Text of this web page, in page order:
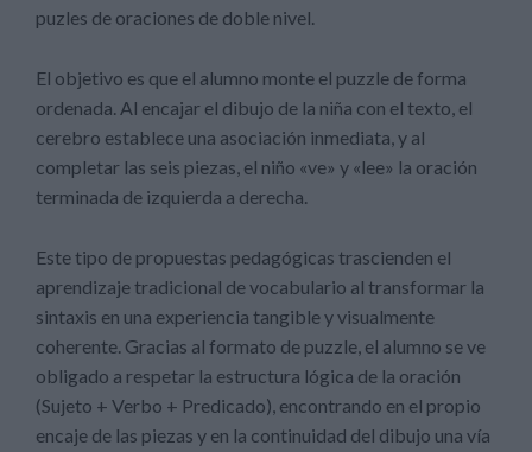
puzles de oraciones de doble nivel.
El objetivo es que el alumno monte el puzzle de forma
ordenada. Al encajar el dibujo de la niña con el texto, el
cerebro establece una asociación inmediata, y al
completar las seis piezas, el niño «ve» y «lee» la oración
terminada de izquierda a derecha.
Este tipo de propuestas pedagógicas trascienden el
aprendizaje tradicional de vocabulario al transformar la
sintaxis en una experiencia tangible y visualmente
coherente. Gracias al formato de puzzle, el alumno se ve
obligado a respetar la estructura lógica de la oración
(Sujeto + Verbo + Predicado), encontrando en el propio
encaje de las piezas y en la continuidad del dibujo una vía